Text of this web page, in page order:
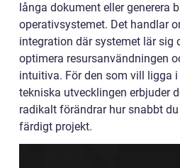
långa dokument eller generera
operativsystemet. Det handlar
integration där systemet lär sig
optimera resursanvändningen
intuitiva. För den som vill ligga
tekniska utvecklingen erbjuder
radikalt förändrar hur snabbt du
färdigt projekt.